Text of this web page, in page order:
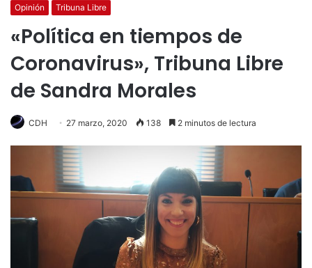
Opinión Tribuna Libre
«Política en tiempos de
Coronavirus», Tribuna Libre
de Sandra Morales
CDH 27 marzo, 2020 138 2 minutos de lectura